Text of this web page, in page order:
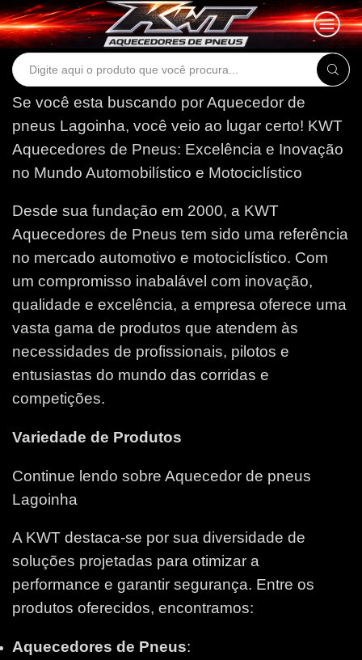
Search
Se você esta buscando por Aquecedor de
pneus Lagoinha, você veio ao lugar certo! KWT
Aquecedores de Pneus: Excelência e Inovação
no Mundo Automobilístico e Motociclístico
Desde sua fundação em 2000, a KWT
Aquecedores de Pneus tem sido uma referência
no mercado automotivo e motociclístico. Com
um compromisso inabalável com inovação,
qualidade e excelência, a empresa oferece uma
vasta gama de produtos que atendem às
necessidades de profissionais, pilotos e
entusiastas do mundo das corridas e
competições.
Variedade de Produtos
Continue lendo sobre Aquecedor de pneus
Lagoinha
A KWT destaca-se por sua diversidade de
soluções projetadas para otimizar a
performance e garantir segurança. Entre os
produtos oferecidos, encontramos:
Aquecedores de Pneus: